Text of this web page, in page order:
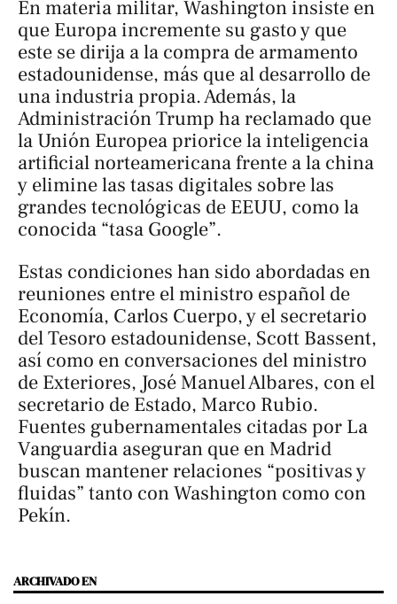
En materia militar, Washington insiste en
que Europa incremente su gasto y que
este se dirija a la compra de armamento
estadounidense, más que al desarrollo de
una industria propia. Además, la
Administración Trump ha reclamado que
la Unión Europea priorice la inteligencia
artificial norteamericana frente a la china
y elimine las tasas digitales sobre las
grandes tecnológicas de EEUU, como la
conocida “tasa Google”.
Estas condiciones han sido abordadas en
reuniones entre el ministro español de
Economía, Carlos Cuerpo, y el secretario
del Tesoro estadounidense, Scott Bassent,
así como en conversaciones del ministro
de Exteriores, José Manuel Albares, con el
secretario de Estado, Marco Rubio.
Fuentes gubernamentales citadas por La
Vanguardia aseguran que en Madrid
buscan mantener relaciones “positivas y
fluidas” tanto con Washington como con
Pekín.
ARCHIVADO EN